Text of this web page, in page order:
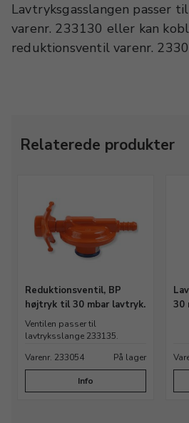
Lavtryksgasslangen passer
varenr. 233130 eller kan
reduktionsventil varenr.
Relaterede produkter
Reduktionsventil, BP
højtryk til 30 mbar lavtryk.
Ventilen passer til
lavtryksslange 233135.
Varenr. 233054
På lager
Info
30